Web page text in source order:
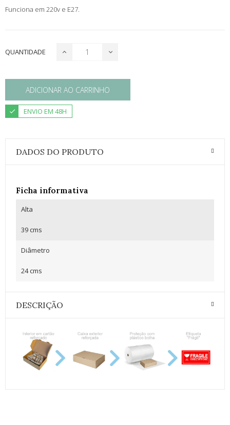
Funciona em 220v e E27.
QUANTIDADE
ADICIONAR AO CARRINHO
ENVIO EM 48H
DADOS DO PRODUTO
Ficha informativa
Alta
39 cms
Diâmetro
24 cms
DESCRIÇÃO